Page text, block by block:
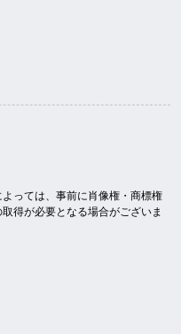
っては、事前に肖像権・商標権
得が必要となる場合がございま